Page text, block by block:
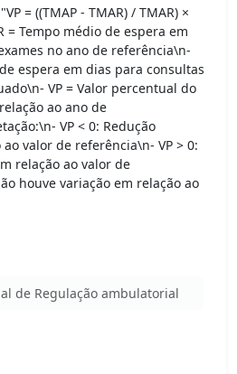
= ((TMAP - TMAR) / TMAR) ×
= Tempo médio de espera em
no ano de referência\n-
espera em dias para consultas
VP = Valor percentual do
ao ano de
VP < 0: Redução
valor de referência\n- VP > 0:
relação ao valor de
houve variação em relação ao
de Regulação ambulatorial